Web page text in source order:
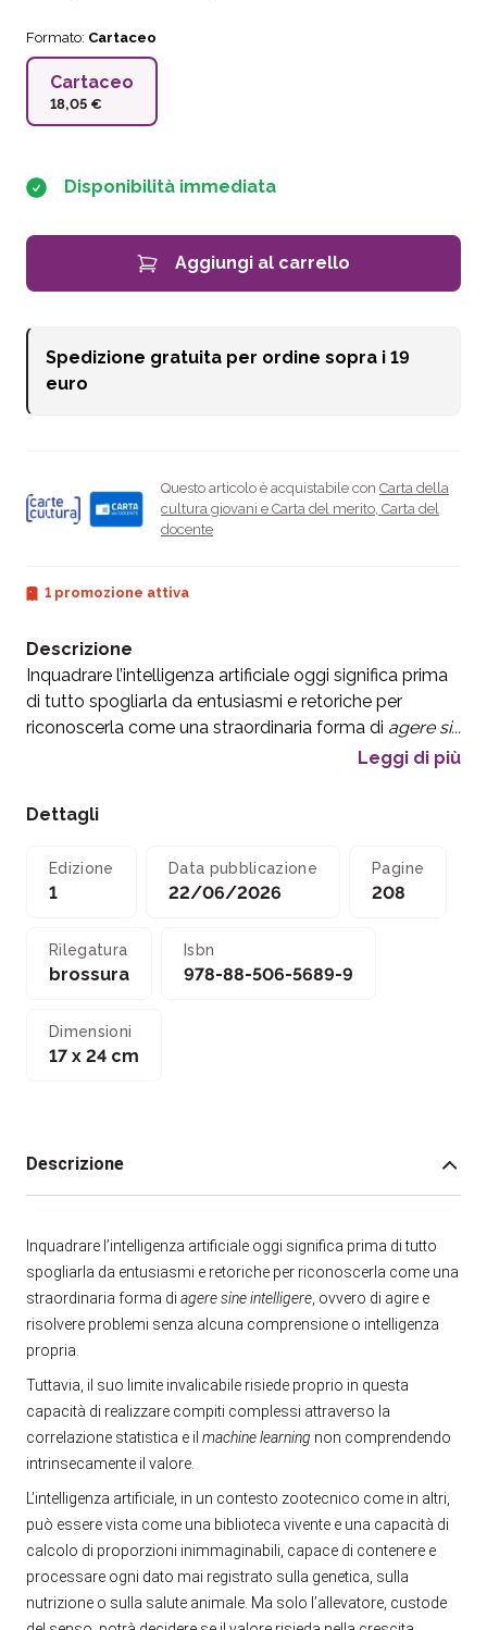
Formato: Cartaceo
Cartaceo
18,05 €
Disponibilità immediata
Aggiungi al carrello
Spedizione gratuita per ordine sopra i 19
euro
Questo articolo è acquistabile con Carta della
cultura giovani e Carta del merito, Carta del
docente
1 promozione attiva
Descrizione
Inquadrare l’intelligenza artificiale oggi significa prima
di tutto spogliarla da entusiasmi e retoriche per
riconoscerla come una straordinaria forma di agere si...
Leggi di più
Dettagli
Edizione
1
Data pubblicazione
22/06/2026
Pagine
208
Rilegatura
brossura
Isbn
978-88-506-5689-9
Dimensioni
17 x 24 cm
Descrizione
Inquadrare l’intelligenza artificiale oggi significa prima di tutto
spogliarla da entusiasmi e retoriche per riconoscerla come una
straordinaria forma di agere sine intelligere, ovvero di agire e
risolvere problemi senza alcuna comprensione o intelligenza
propria.
Tuttavia, il suo limite invalicabile risiede proprio in questa
capacità di realizzare compiti complessi attraverso la
correlazione statistica e il machine learning non comprendendo
intrinsecamente il valore.
L’intelligenza artificiale, in un contesto zootecnico come in altri,
può essere vista come una biblioteca vivente e una capacità di
calcolo di proporzioni inimmaginabili, capace di contenere e
processare ogni dato mai registrato sulla genetica, sulla
nutrizione o sulla salute animale. Ma solo l’allevatore, custode